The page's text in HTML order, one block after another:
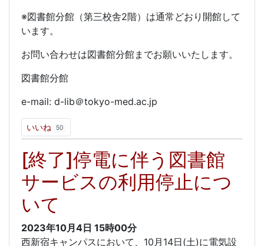
※図書館分館（第三校舎2階）は通常どおり開館して
います。
お問い合わせは図書館分館までお願いいたします。
図書館分館
e-mail: d-lib＠tokyo-med.ac.jp
いいね 50
[終了]停電に伴う図書館
サービスの利用停止につ
いて
2023年10月4日 15時00分
西新宿キャンパスにおいて、10月14日(土)に電気設